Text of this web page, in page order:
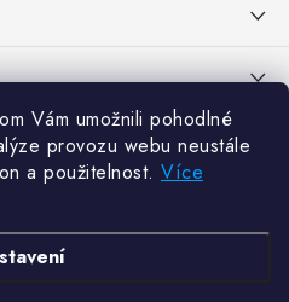
Vám umožnili pohodlné
provozu webu neustále
a použitelnost. Více
s přípravou sazenic
v zimě dobře hřálo?
s přípravou sazenic